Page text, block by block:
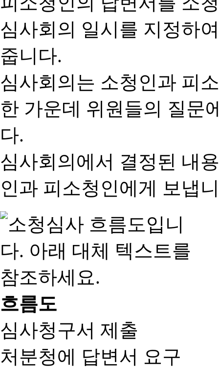
심사회의 일시를 지정하
줍니다.
심사회의는 소청인과 피
한 가운데 위원들의 질문
다.
심사회의에서 결정된 내
인과 피소청인에게 보냅
흐름도
심사청구서 제출
처분청에 답변서 요구